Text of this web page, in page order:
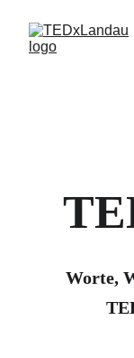
Worte,